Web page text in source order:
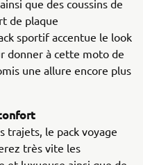
que des coussins de
de plaque
sportif accentue le look
donner à cette moto de
une allure encore plus
trajets, le pack voyage
très vite les